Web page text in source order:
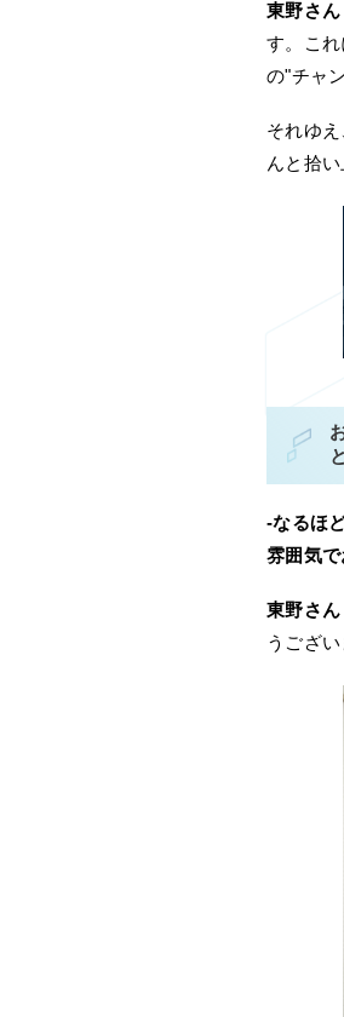
東野さん
す。こ
の"チャ
それゆ
んと拾
と
-なるほ
雰囲気
東野さん
うござ